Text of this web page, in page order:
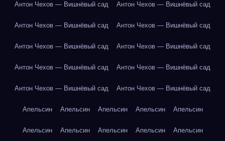
Антон Чехов — Вишнёвый сад Антон Чехов — Вишнёвый сад
Антон Чехов — Вишнёвый сад Антон Чехов — Вишнёвый сад
Антон Чехов — Вишнёвый сад Антон Чехов — Вишнёвый сад
Антон Чехов — Вишнёвый сад Антон Чехов — Вишнёвый сад
Антон Чехов — Вишнёвый сад Антон Чехов — Вишнёвый сад
Апельсин Апельсин Апельсин Апельсин Апельсин
Апельсин Апельсин Апельсин Апельсин Апельсин